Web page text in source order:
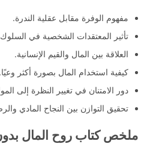
مفهوم الوفرة مقابل عقلية الندرة.
تأثير المعتقدات الشخصية في السلوك
العلاقة بين المال والقيم الإنسانية.
كيفية استخدام المال بصورة أكثر وعيًا.
دور الامتنان في تغيير النظرة إلى
تحقيق التوازن بين النجاح المادي
ملخص كتاب روح المال